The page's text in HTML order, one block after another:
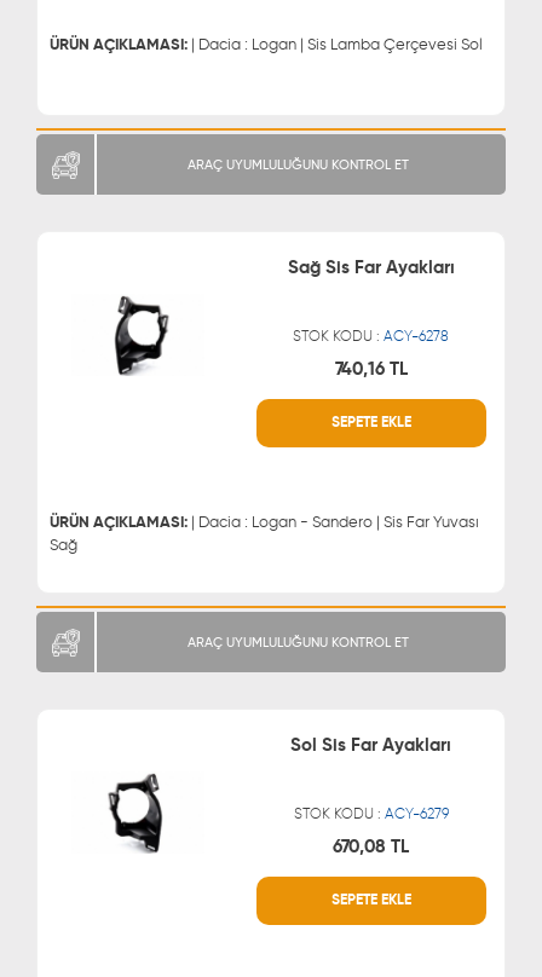
ÜRÜN AÇIKLAMASI: | Dacia : Logan | Sis Lamba Çerçevesi Sol
ARAÇ UYUMLULUĞUNU KONTROL ET
Sağ Sis Far Ayakları
STOK KODU :ACY-6278
740,16 TL
SEPETE EKLE
ÜRÜN AÇIKLAMASI: | Dacia : Logan - Sandero | Sis Far Yuvası
Sağ
MÜŞTERİ HİZMETLERİ
ARAÇ UYUMLULUĞUNU KONTROL ET
Sol Sis Far Ayakları
STOK KODU : ACY-6279
670,08 TL
SEPETE EKLE
MÜŞTERİ HİZMETLERİ